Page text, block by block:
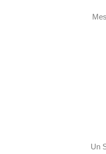
Un